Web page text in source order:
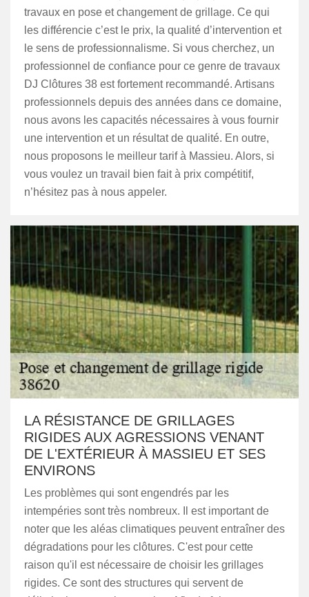
travaux en pose et changement de grillage. Ce qui
les différencie c’est le prix, la qualité d’intervention et
le sens de professionnalisme. Si vous cherchez, un
professionnel de confiance pour ce genre de travaux
DJ Clôtures 38 est fortement recommandé. Artisans
professionnels depuis des années dans ce domaine,
nous avons les capacités nécessaires à vous fournir
une intervention et un résultat de qualité. En outre,
nous proposons le meilleur tarif à Massieu. Alors, si
vous voulez un travail bien fait à prix compétitif,
n’hésitez pas à nous appeler.
LA RÉSISTANCE DE GRILLAGES
RIGIDES AUX AGRESSIONS VENANT
DE L'EXTÉRIEUR À MASSIEU ET SES
ENVIRONS
Les problèmes qui sont engendrés par les
intempéries sont très nombreux. Il est important de
noter que les aléas climatiques peuvent entraîner des
dégradations pour les clôtures. C'est pour cette
raison qu'il est nécessaire de choisir les grillages
rigides. Ce sont des structures qui servent de